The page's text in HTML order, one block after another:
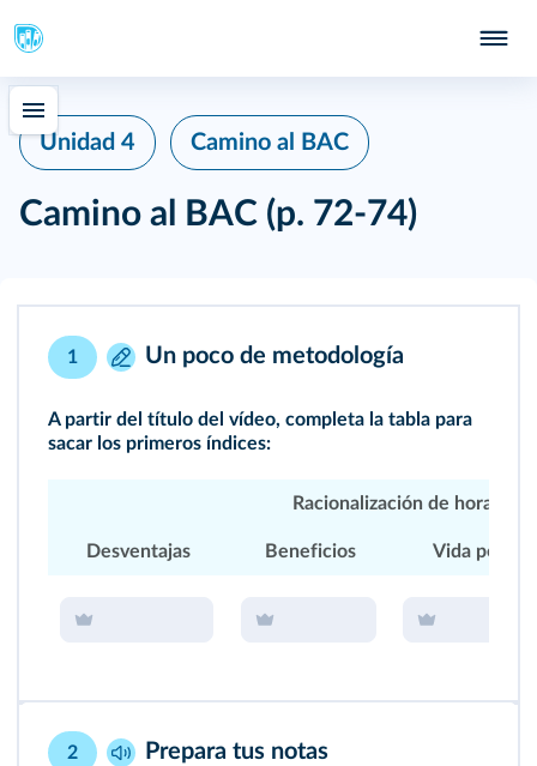
Unidad 4 Camino al BAC
Camino al BAC (p. 72-74)
1 Un poco de metodología
A partir del título del vídeo, completa la tabla para
sacar los primeros índices:
Racionalización de horarios
Desventajas Beneficios Vida
2 Prepara tus notas